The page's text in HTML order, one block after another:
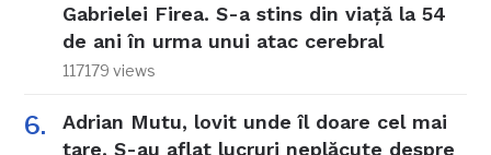
Gabrielei Firea. S-a stins din viață la 54
de ani în urma unui atac cerebral
117179 views
Adrian Mutu, lovit unde îl doare cel mai
tare. S-au aflat lucruri neplăcute despre